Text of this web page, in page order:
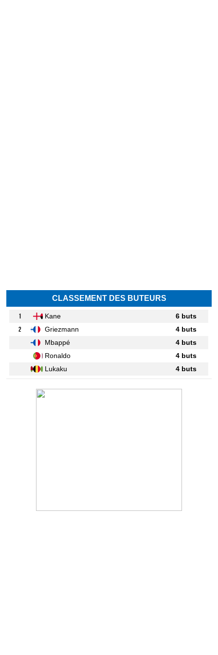
CLASSEMENT DES BUTEURS
1 Kane
6 buts
2
Griezmann
4 buts
Mbappé
4 buts
Ronaldo
4 buts
Lukaku
4 buts